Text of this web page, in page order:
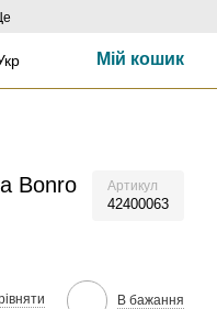
Мій кошик
Bonro
Артикул
42400063
В бажання